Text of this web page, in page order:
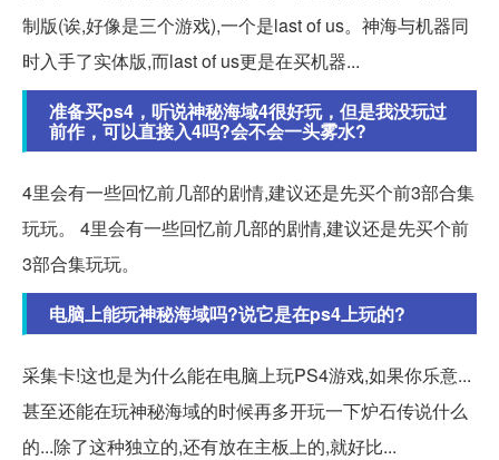
制版(诶,好像是三个游戏),一个是last of us。神海与机器同
时入手了实体版,而last of us更是在买机器...
准备买ps4，听说神秘海域4很好玩，但是我没玩过
前作，可以直接入4吗?会不会一头雾水?
4里会有一些回忆前几部的剧情,建议还是先买个前3部合集
玩玩。 4里会有一些回忆前几部的剧情,建议还是先买个前
3部合集玩玩。
电脑上能玩神秘海域吗?说它是在ps4上玩的?
采集卡!这也是为什么能在电脑上玩PS4游戏,如果你乐意...
甚至还能在玩神秘海域的时候再多开玩一下炉石传说什么
的...除了这种独立的,还有放在主板上的,就好比...